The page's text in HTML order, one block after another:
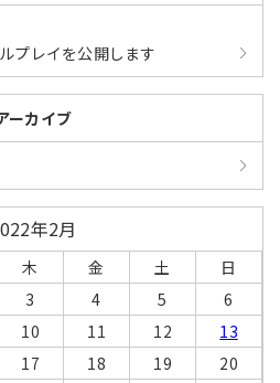
プレイを公開します
ーカイブ
年2月
木 金 土
日
3 4 5
6
10 11 12
13
17 18 19
20